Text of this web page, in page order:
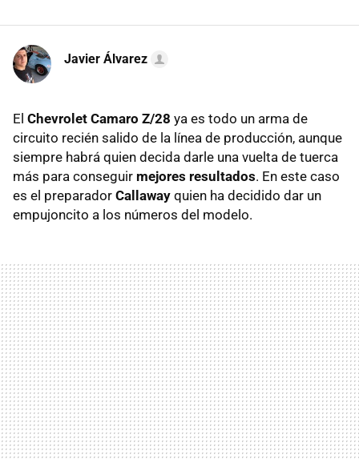
Javier Álvarez
El Chevrolet Camaro Z/28 ya es todo un arma de
circuito recién salido de la línea de producción, aunque
siempre habrá quien decida darle una vuelta de tuerca
más para conseguir mejores resultados. En este caso
es el preparador Callaway quien ha decidido dar un
empujoncito a los números del modelo.